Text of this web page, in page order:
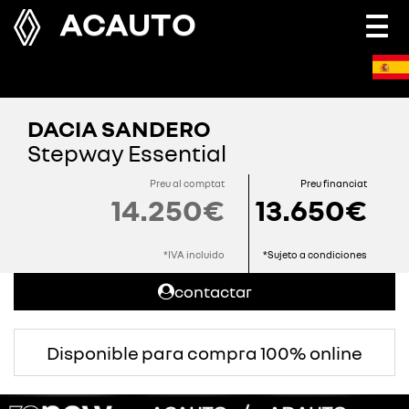
ACAUTO
DACIA SANDERO
Stepway Essential
Preu al comptat
14.250€
*IVA incluido
Preu financiat
13.650€
*Sujeto a condiciones
contactar
Disponible para compra 100% online